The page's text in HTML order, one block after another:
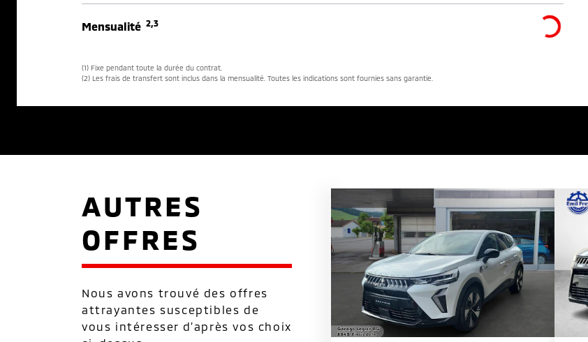
Mensualité 2,3
(1) Fixe pendant toute la durée du contrat.
(2) Les frais de transfert sont inclus dans la mensualité. Toutes les indications sont fournies sans garantie.
AUTRES
OFFRES
Nous avons trouvé des offres
attrayantes susceptibles de
vous intéresser d’après vos choix